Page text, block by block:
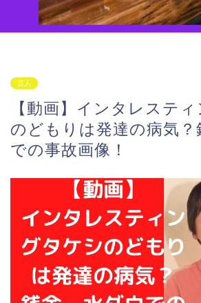
芸人
【動画】インタレステ
のどもりは発達の病気？
での事故画像！